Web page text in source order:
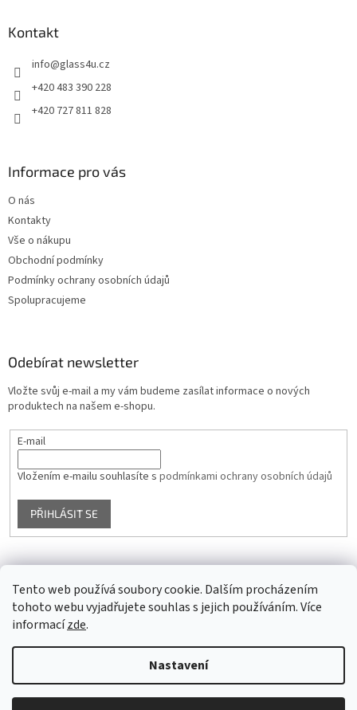
Tento web používá soubory cookie. Dalším procházením
tohoto webu vyjadřujete souhlas s jejich používáním. Více
informacízde.
Nastavení
Kontakt
info@glass4u.cz
+420 483 390 228
+420 727 811 828
Informace pro vás
O nás
Kontakty
Vše o nákupu
Obchodní podmínky
Podmínky ochrany osobních údajů
Spolupracujeme
Odebírat newsletter
Vložte svůj e-mail a my vám budeme zasílat informace o nových
produktech na našem e-shopu.
E-mail
Vložením e-mailu souhlasíte s podmínkami ochrany osobních údajů
PŘIHLÁSIT SE
Facebook
Copyright 2026Glass4u.cz. Všechna práva vyhrazena.Upravit